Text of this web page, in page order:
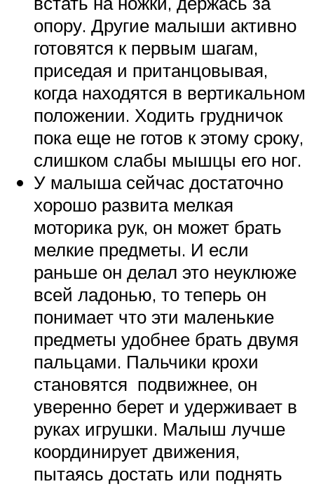
опору. Другие малыши активно
готовятся к первым шагам,
приседая и пританцовывая,
когда находятся в вертикальном
положении. Ходить грудничок
пока еще не готов к этому сроку,
слишком слабы мышцы его ног.
У малыша сейчас достаточно
хорошо развита мелкая
моторика рук, он может брать
мелкие предметы. И если
раньше он делал это неуклюже
всей ладонью, то теперь он
понимает что эти маленькие
предметы удобнее брать двумя
пальцами. Пальчики крохи
становятся подвижнее, он
уверенно берет и удерживает в
руках игрушки. Малыш лучше
координирует движения,
пытаясь достать или поднять